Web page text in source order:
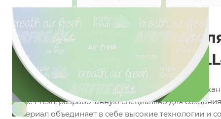
Инновационная ткань
матрасов DEGRADE-
Представляем вашему вниманию эксклюзивную
Triple Fresh, разработанную специально для
материал объединяет в себе высокие технологии